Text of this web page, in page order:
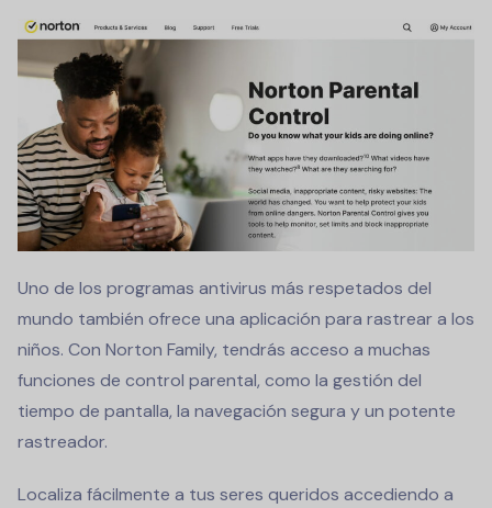
Uno de los programas antivirus más respetados del
mundo también ofrece una aplicación para rastrear a los
niños. Con Norton Family, tendrás acceso a muchas
funciones de control parental, como la gestión del
tiempo de pantalla, la navegación segura y un potente
rastreador.
Localiza fácilmente a tus seres queridos accediendo a